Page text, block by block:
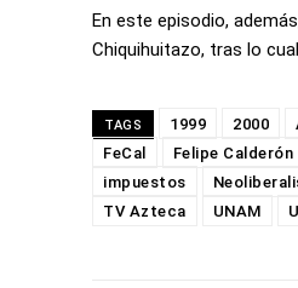
En este episodio,
Chiquihuitazo, tras lo
TAGS 1999 2000
FeCal
Felipe Calderón
impuestos
TV Azteca
UNAM